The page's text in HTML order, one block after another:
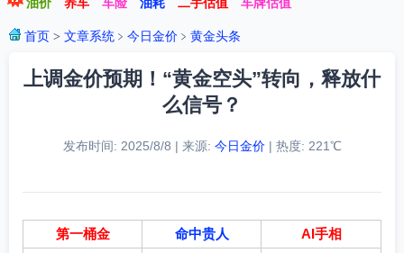
油价 养车 车险 油耗 二手估值 车牌估值
首页 > 文章系统 ﹥ 今日金价 ﹥ 黄金头条
上调金价预期！“黄金空头”转向，释放什
么信号？
发布时间: 2025/8/8 | 来源: 今日金价| 热度: 221℃
第一桶金 命中贵人
AI手相